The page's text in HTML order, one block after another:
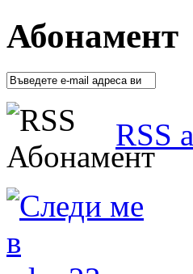
Абонамент
RSS